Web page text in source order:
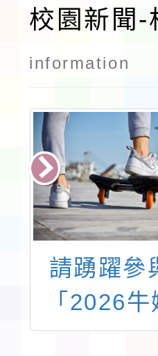
校園新聞-
information
請踴躍參
「2026
再生設計